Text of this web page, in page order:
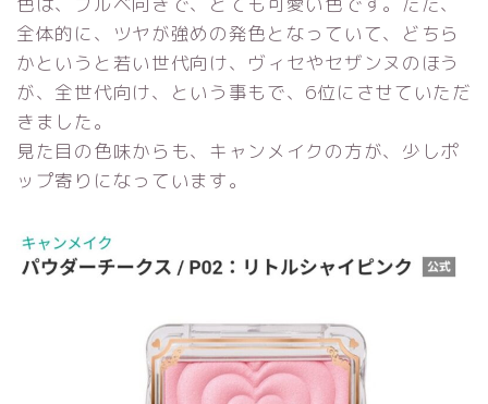
全体的に、ツヤが強めの発色となっていて、どちら
かというと若い世代向け、ヴィセやセザンヌのほう
が、全世代向け、という事もで、6位にさせていただ
きました。
見た目の色味からも、キャンメイクの方が、少しポ
ップ寄りになっています。